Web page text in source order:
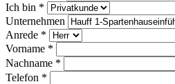
Ich bin *
Unternehmen
Anrede *
Vorname *
Nachname *
Telefon *